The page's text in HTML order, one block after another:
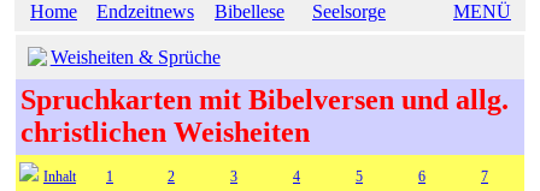
Home Endzeitnews Bibellese Seelsorge MENÜ
Weisheiten & Sprüche
Spruchkarten mit Bibelversen und allg.
christlichen Weisheiten
Inhalt 1 2 3 4 5 6
7